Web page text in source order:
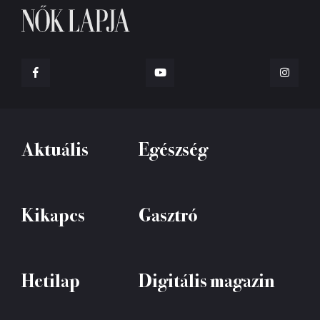
Aktuális Egészség
Kikapcs Gasztró
Hetilap Digitális magazin